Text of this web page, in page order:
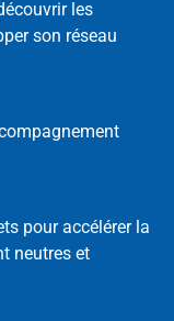
les
son réseau
pour accélérer la
neutres et